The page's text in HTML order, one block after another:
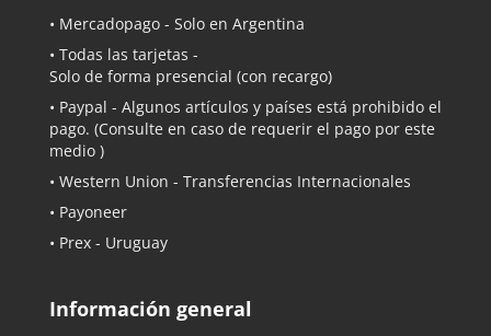
• Mercadopago - Solo en Argentina
• Todas las tarjetas -
Solo de forma presencial (con recargo)
• Paypal - Algunos artículos y países está prohibido el
pago. (Consulte en caso de requerir el pago por este
medio )
• Western Union - Transferencias Internacionales
• Payoneer
• Prex - Uruguay
Información general